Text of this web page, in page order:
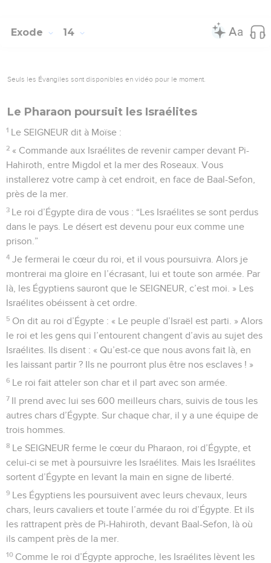
Exode 14
Seuls les Évangiles sont disponibles en vidéo pour le moment.
Le Pharaon poursuit les Israélites
1 Le SEIGNEUR dit à Moïse :
2 « Commande aux Israélites de revenir camper devant Pi-
Hahiroth, entre Migdol et la mer des Roseaux. Vous
installerez votre camp à cet endroit, en face de Baal-Sefon,
près de la mer.
3 Le roi d’Égypte dira de vous : “Les Israélites se sont perdus
dans le pays. Le désert est devenu pour eux comme une
prison.”
4 Je fermerai le cœur du roi, et il vous poursuivra. Alors je
montrerai ma gloire en l’écrasant, lui et toute son armée. Par
là, les Égyptiens sauront que le SEIGNEUR, c’est moi. » Les
Israélites obéissent à cet ordre.
5 On dit au roi d’Égypte : « Le peuple d’Israël est parti. » Alors
le roi et les gens qui l’entourent changent d’avis au sujet des
Israélites. Ils disent : « Qu’est-ce que nous avons fait là, en
les laissant partir ? Ils ne pourront plus être nos esclaves ! »
6 Le roi fait atteler son char et il part avec son armée.
7 Il prend avec lui ses 600 meilleurs chars, suivis de tous les
autres chars d’Égypte. Sur chaque char, il y a une équipe de
trois hommes.
8 Le SEIGNEUR ferme le cœur du Pharaon, roi d’Égypte, et
celui-ci se met à poursuivre les Israélites. Mais les Israélites
sortent d’Égypte en levant la main en signe de liberté.
9 Les Égyptiens les poursuivent avec leurs chevaux, leurs
chars, leurs cavaliers et toute l’armée du roi d’Égypte. Et ils
les rattrapent près de Pi-Hahiroth, devant Baal-Sefon, là où
ils campent près de la mer.
10 Comme le roi d’Égypte approche, les Israélites lèvent les